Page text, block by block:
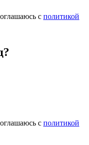
с политикой
с политикой